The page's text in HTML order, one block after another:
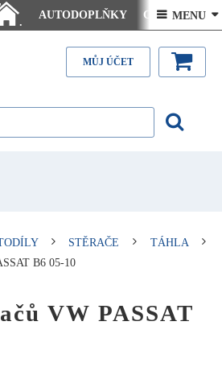
.
AUTODOPLŇKY Ceny doručení
Články - návody Kontakt
 MENU 
MŮJ ÚČET
STĚRAČE
TÁHLA
B6 05-10
VW PASSAT